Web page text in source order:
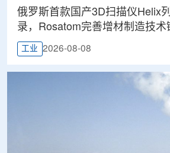
俄罗斯首款国产3D扫描仪Helix
录，Rosatom完善增材制造技术
工业 2026-08-08